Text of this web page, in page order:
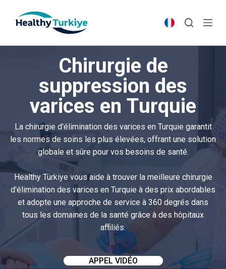
p
e
t
Chirurgie de
suppression des
varices en Turquie
La chirurgie d'élimination des varices en Turquie garantit
les normes de soins les plus élevées, offrant une solution
globale et sûre pour vos besoins de santé.
Healthy Türkiye vous aide à trouver la meilleure chirurgie
d'élimination des varices en Turquie à des prix abordables
et adopte une approche de service à 360 degrés dans
tous les domaines de la santé grâce à des hôpitaux
affiliés.
APPEL VIDÉO